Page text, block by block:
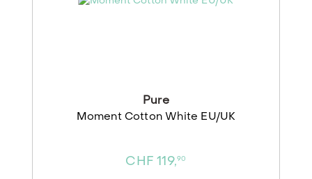
Pure
Moment Cotton White EU/UK
CHF 119,90